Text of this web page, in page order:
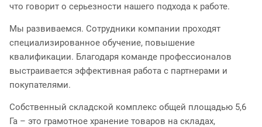
что говорит о серьезности нашего подхода к работе.
Мы развиваемся. Сотрудники компании проходят
специализированное обучение, повышение
квалификации. Благодаря команде профессионалов
выстраивается эффективная работа с партнерами и
покупателями.
Собственный складской комплекс общей площадью 5,6
Га – это грамотное хранение товаров на складах,